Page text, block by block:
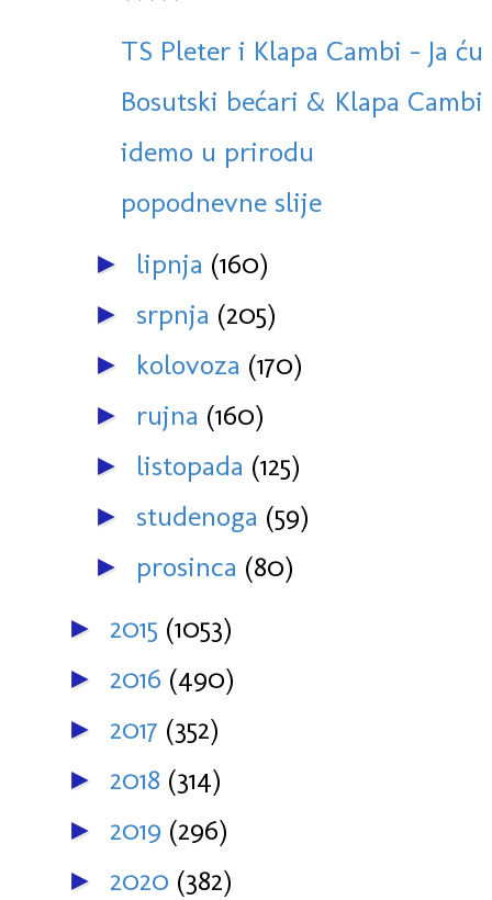
TS Pleter i Klapa Cambi - Ja
Bosutski bećari & Klapa
idemo u prirodu
popodnevne slije
► lipnja (160)
► srpnja (205)
► kolovoza (170)
► rujna (160)
► listopada (125)
► studenoga (59)
► prosinca (80)
► 2015 (1053)
► 2016 (490)
► 2017 (352)
► 2018 (314)
► 2019 (296)
► 2020 (382)